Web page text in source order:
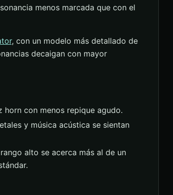
menos marcada que con el
, con un modelo más detallado de
decaigan con mayor
horn con menos repique agudo.
y música acústica se sientan
alto se acerca más al de un